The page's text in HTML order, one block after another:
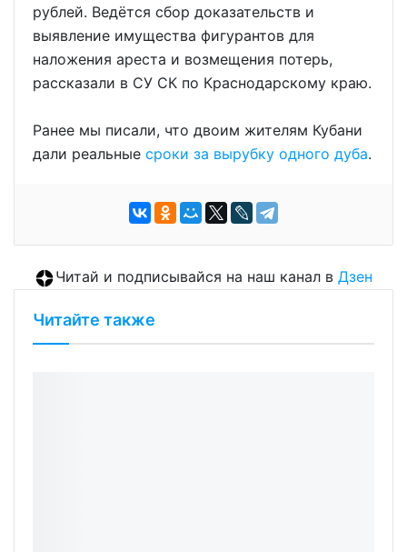
рублей. Ведётся сбор доказательств и
выявление имущества фигурантов для
наложения ареста и возмещения потерь,
рассказали в СУ СК по Краснодарскому краю.
Ранее мы писали, что двоим жителям Кубани
дали реальные сроки за вырубку одного дуба.
Читай и подписывайся на наш канал в Дзен
Читайте также